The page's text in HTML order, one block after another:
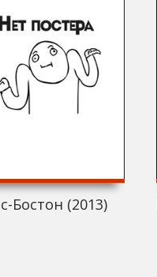
Бостон (2013)